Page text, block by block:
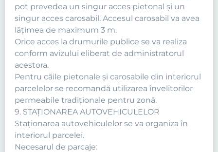
pot prevedea un singur acces pietonal şi un
singur acces carosabil. Accesul carosabil va avea
lăţimea de maximum 3 m.
Orice acces la drumurile publice se va realiza
conform avizului eliberat de administratorul
acestora.
Pentru căile pietonale şi carosabile din interiorul
parcelelor se recomandă utilizarea învelitorilor
permeabile tradiţionale pentru zonă.
9. STAŢIONAREA AUTOVEHICULELOR
Staţionarea autovehiculelor se va organiza în
interiorul parcelei.
Necesarul de parcaje: